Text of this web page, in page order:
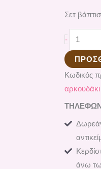
Σετ
-
Κωδικός
αρκουδάκι
άνω